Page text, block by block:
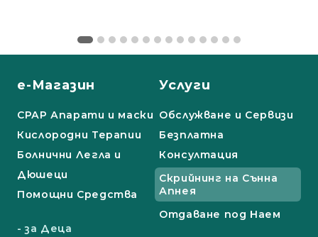
е-Магазин
СРАР Апарати и маски
Кислородни Терапии
Болнични Легла и
Дюшеци
Помощни Средства
- за Деца
Услуги
Обслужване и Сервизи
Безплатна
Консултация
Скрийнинг на Сънна
Апнея
Отдаване под Наем